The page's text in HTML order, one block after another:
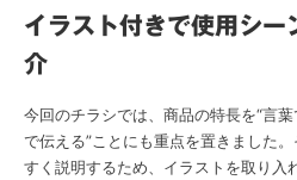
イラスト付きで使用シー
介
今回のチラシでは、商品の特長を“言
で伝える”ことにも重点を置きました
すく説明するため、イラストを取り入